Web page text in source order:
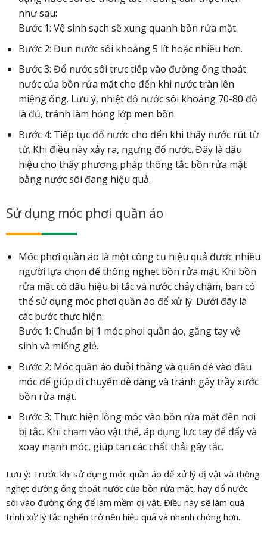
như sau:
Bước 1: Vệ sinh sạch sẽ xung quanh bồn rửa mặt.
Bước 2: Đun nước sôi khoảng 5 lít hoặc nhiều hơn.
Bước 3: Đổ nước sôi trực tiếp vào đường ống thoát
nước của bồn rửa mặt cho đến khi nước tràn lên
miệng ống. Lưu ý, nhiệt độ nước sôi khoảng 70-80 độ
là đủ, tránh làm hỏng lớp men bồn.
Bước 4: Tiếp tục đổ nước cho đến khi thấy nước rút từ
từ. Khi điều này xảy ra, ngưng đổ nước. Đây là dấu
hiệu cho thấy phương pháp thông tắc bồn rửa mặt
bằng nước sôi đang hiệu quả.
Sử dụng móc phơi quần áo
Móc phơi quần áo là một công cụ hiệu quả được nhiều
người lựa chọn để thông nghẹt bồn rửa mặt. Khi bồn
rửa mặt có dấu hiệu bị tắc và nước chảy chậm, bạn có
thể sử dụng móc phơi quần áo để xử lý. Dưới đây là
các bước thực hiện:
Bước 1: Chuẩn bị 1 móc phơi quần áo, găng tay vệ
sinh và miếng giẻ.
Bước 2: Móc quần áo duỗi thẳng và quấn dẻ vào đầu
móc để giúp di chuyển dễ dàng và tránh gây trầy xước
bồn rửa mặt.
Bước 3: Thực hiện lồng móc vào bồn rửa mặt đến nơi
bị tắc. Khi chạm vào vật thể, áp dụng lực tay để đẩy và
xoay mạnh móc, giúp tan các chất thải gây tắc.
Lưu ý: Trước khi sử dụng móc quần áo để xử lý dị vật và thông
nghẹt đường ống thoát nước của bồn rửa mặt, hãy đổ nước
sôi vào đường ống để làm mềm dị vật. Điều này sẽ làm quá
trình xử lý tắc nghẽn trở nên hiệu quả và nhanh chóng hơn.